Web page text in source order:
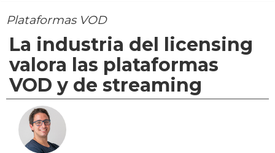
Plataformas VOD
La industria del licensing
valora las plataformas
VOD y de streaming